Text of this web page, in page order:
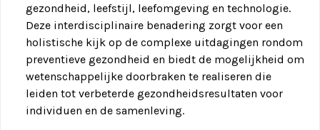
gezondheid, leefstijl, leefomgeving en technologie.
Deze interdisciplinaire benadering zorgt voor een
holistische kijk op de complexe uitdagingen rondom
preventieve gezondheid en biedt de mogelijkheid om
wetenschappelijke doorbraken te realiseren die
leiden tot verbeterde gezondheidsresultaten voor
individuen en de samenleving.